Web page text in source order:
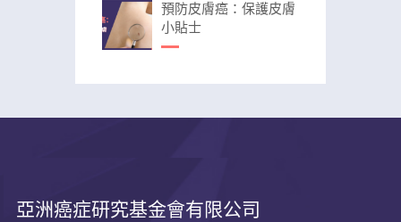
預防皮膚癌：保護皮膚
小貼士
亞洲癌症研究基金會有限公司